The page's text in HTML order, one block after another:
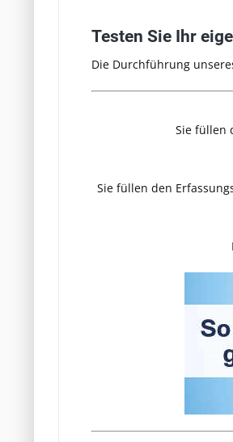
Testen Sie Ihr
Die Durchführung
Sie füllen
Sie füllen den